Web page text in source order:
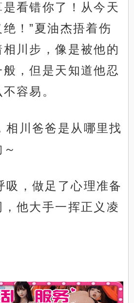
看错你了！从今天
！”夏油杰捂着伤
川步，像是被他的
，但是天知道他忍
容易。
相川爸爸是从哪里找
吸，做足了心理准备
他大手一挥正义凌